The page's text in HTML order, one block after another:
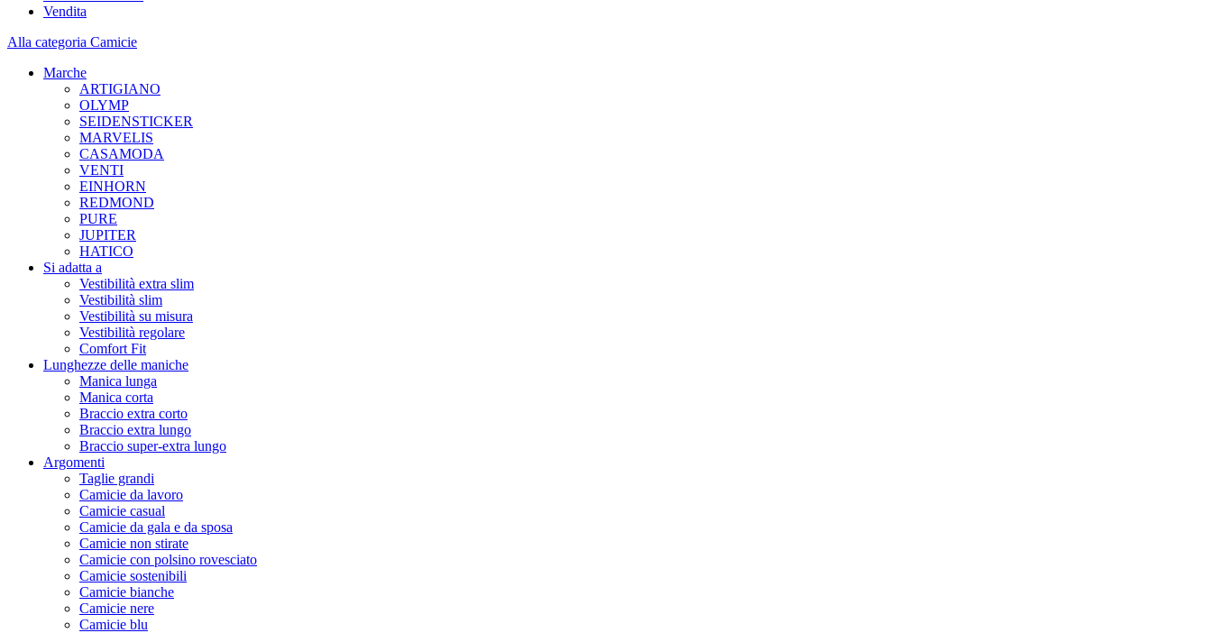
Vendita
Alla categoria Camicie
Marche
ARTIGIANO
OLYMP
SEIDENSTICKER
MARVELIS
CASAMODA
VENTI
EINHORN
REDMOND
PURE
JUPITER
HATICO
Si adatta a
Vestibilità extra slim
Vestibilità slim
Vestibilità su misura
Vestibilità regolare
Comfort Fit
Lunghezze delle maniche
Manica lunga
Manica corta
Braccio extra corto
Braccio extra lungo
Braccio super-extra lungo
Argomenti
Taglie grandi
Camicie da lavoro
Camicie casual
Camicie da gala e da sposa
Camicie non stirate
Camicie con polsino rovesciato
Camicie sostenibili
Camicie bianche
Camicie nere
Camicie blu